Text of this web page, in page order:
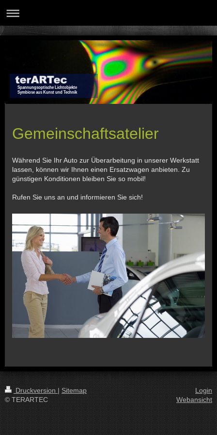
Spannungsoptische Lichtobjekte
Symbiose aus Kunst und Technik
Gemeinschaftsatelier
Während Sie Ihr Auto zur Überarbeitung in unserer Werkstatt
lassen, können wir Ihnen einen Ersatzwagen anbieten. Zu
günstigen Konditionen bleiben Sie so mobil!
Rufen Sie uns an und informieren Sie sich!
Druckversion| Sitemap
© TERARTEC
Login
Webansicht